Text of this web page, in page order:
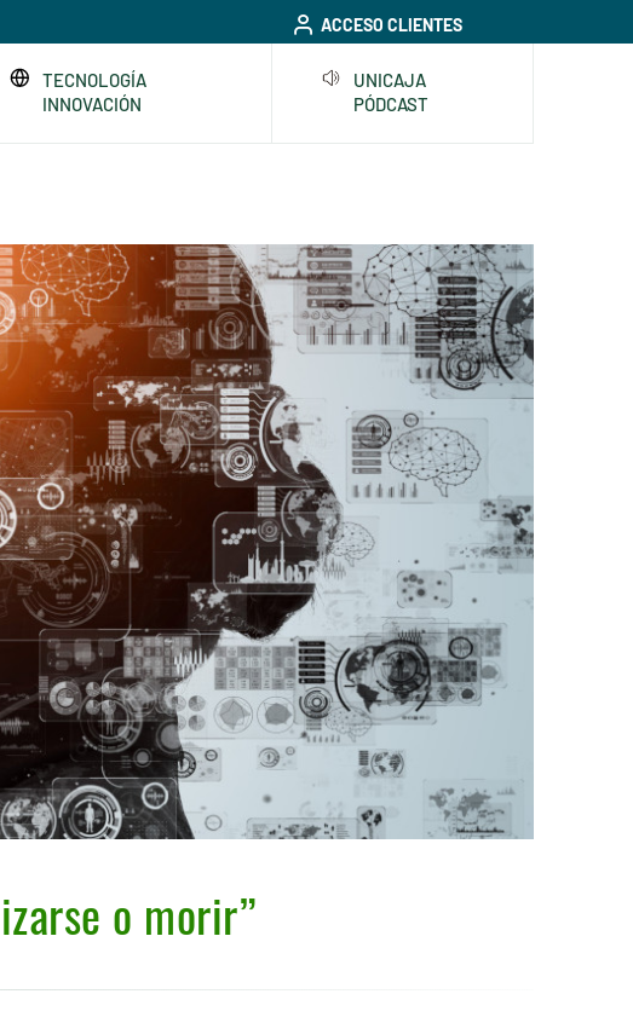
ACCESO CLIENTES
TECNOLOGÍA
INNOVACIÓN
UNICAJA
PÓDCAST
o morir”